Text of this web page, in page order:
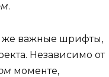
.
же важные шрифты,
Независимо от
моменте,